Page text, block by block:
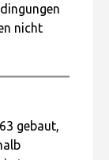
nicht
gebaut,